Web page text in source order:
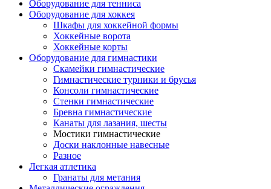
Оборудование для тенниса
Оборудование для хоккея
Шкафы для хоккейной формы
Хоккейные ворота
Хоккейные корты
Оборудование для гимнастики
Скамейки гимнастические
Гимнастические турники и брусья
Консоли гимнастические
Стенки гимнастические
Бревна гимнастические
Канаты для лазания, шесты
Мостики гимнастические
Доски наклонные навесные
Разное
Легкая атлетика
Гранаты для метания